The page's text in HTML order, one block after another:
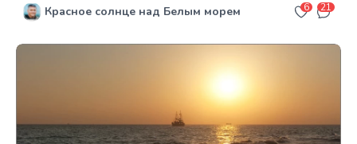
Красное солнце над Белым морем 6 21